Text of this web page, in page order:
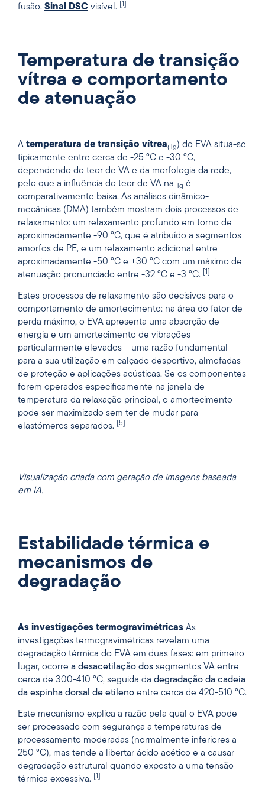
fusão. Sinal DSC visível. [1]
Temperatura de transição
vítrea e comportamento
de atenuação
A temperatura de transição vítrea(Tg) do EVA situa-se
tipicamente entre cerca de -25 °C e -30 °C,
dependendo do teor de VA e da morfologia da rede,
pelo que a influência do teor de VA na
Tg é
comparativamente baixa. As análises dinâmico-
mecânicas (DMA) também mostram dois processos de
relaxamento: um relaxamento profundo em torno de
aproximadamente -90 °C, que é atribuído a segmentos
amorfos de PE, e um relaxamento adicional entre
aproximadamente -50 °C e +30 °C com um máximo de
atenuação pronunciado entre -32 °C e -3 °C.
[1]
Estes processos de relaxamento são decisivos para o
comportamento de amortecimento: na área do fator de
perda máximo, o EVA apresenta uma absorção de
energia e um amortecimento de vibrações
particularmente elevados – uma razão fundamental
para a sua utilização em calçado desportivo, almofadas
de proteção e aplicações acústicas. Se os componentes
forem operados especificamente na janela de
temperatura da relaxação principal, o amortecimento
pode ser maximizado sem ter de mudar para
elastómeros separados.
[5]
Visualização criada com geração de imagens baseada
em IA.
Estabilidade térmica e
mecanismos de
degradação
As investigações termogravimétricas As
investigações termogravimétricas revelam uma
degradação térmica do EVA em duas fases: em primeiro
lugar, ocorre a desacetilação dos segmentos VA entre
cerca de 300-410 °C, seguida da degradação da cadeia
da espinha dorsal de etileno entre cerca de 420-510 °C.
Este mecanismo explica a razão pela qual o EVA pode
ser processado com segurança a temperaturas de
processamento moderadas (normalmente inferiores a
250 °C), mas tende a libertar ácido acético e a causar
degradação estrutural quando exposto a uma tensão
térmica excessiva.
[1]